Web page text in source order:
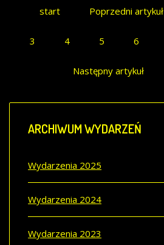
start Poprzedni artykuł
3 4 5 6
Następny artykuł
ARCHIWUMWYDARZEŃ
Wydarzenia 2025
Wydarzenia 2024
Wydarzenia 2023